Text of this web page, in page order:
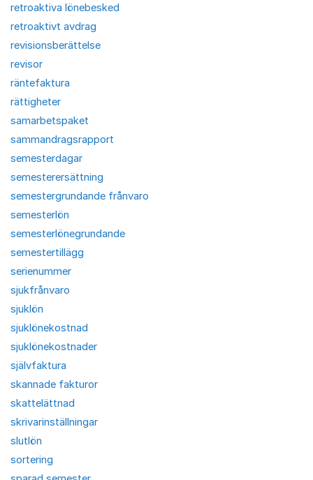
retroaktiva lönebesked
retroaktivt avdrag
revisionsberättelse
revisor
räntefaktura
rättigheter
samarbetspaket
sammandragsrapport
semesterdagar
semesterersättning
semestergrundande frånvaro
semesterlön
semesterlönegrundande
semestertillägg
serienummer
sjukfrånvaro
sjuklön
sjuklönekostnad
sjuklönekostnader
självfaktura
skannade fakturor
skattelättnad
skrivarinställningar
slutlön
sortering